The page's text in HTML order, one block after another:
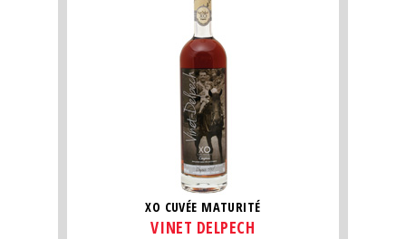
XO CUVÉE MATURITÉ
VINET DELPECH